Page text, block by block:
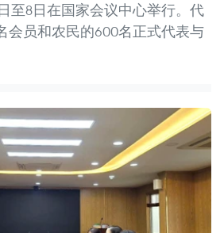
至8日在国家会议中心举行。代
会员和农民的600名正式代表与